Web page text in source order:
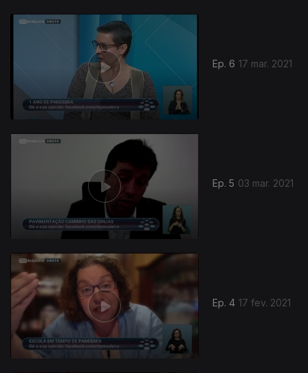
Ep. 6 17 mar. 2021
Ep. 5 03 mar. 2021
528547
Ep. 4 17 fev. 2021